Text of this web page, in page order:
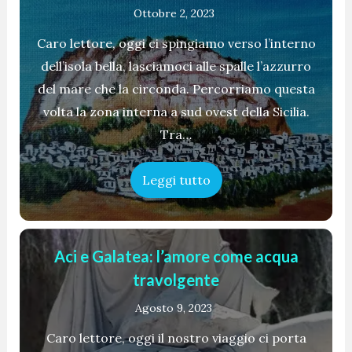
Ottobre 2, 2023
Caro lettore, oggi ci spingiamo verso l’interno
dell’isola bella, lasciamoci alle spalle l’azzurro
del mare che la circonda. Percorriamo questa
volta la zona interna a sud ovest della Sicilia.
Tra…
Leggi tutto
Aci e Galatea: l’amore come acqua
travolgente
Agosto 9, 2023
Caro lettore, oggi il nostro viaggio ci porta